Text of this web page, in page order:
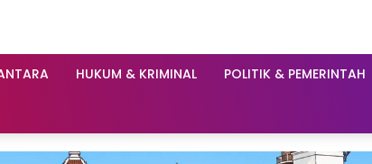
HUKUM & KRIMINAL POLITIK & PEMERINTAH